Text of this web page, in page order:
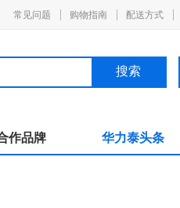
常见问题 购物指南 配送方式
作品牌 华力泰头条